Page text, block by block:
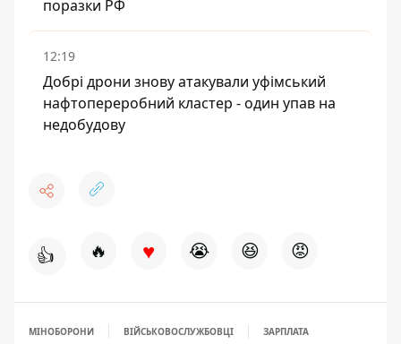
поразки РФ
12:19
Добрі дрони знову атакували уфімський
нафтопереробний кластер - один упав на
недобудову
👍 🔥 ♥ 😭 😆 😡
МІНОБОРОНИ ВІЙСЬКОВОСЛУЖБОВЦІ ЗАРПЛАТА